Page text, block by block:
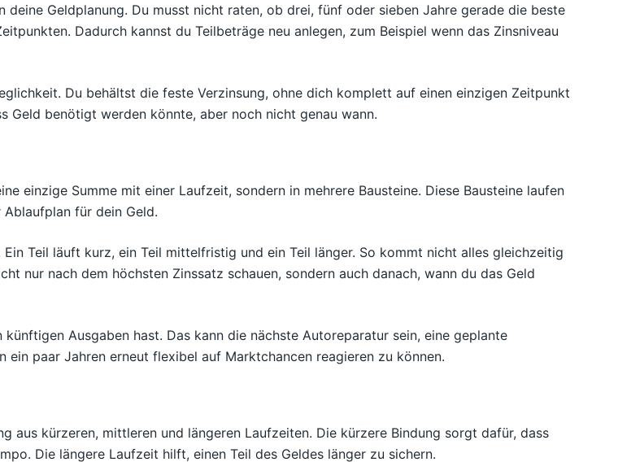
Geldplanung. Du musst nicht raten, ob drei, fünf oder sieben Jahre gerade die beste
Dadurch kannst du Teilbeträge neu anlegen, zum Beispiel wenn das Zinsniveau
Du behältst die feste Verzinsung, ohne dich komplett auf einen einzigen Zeitpunkt
benötigt werden könnte, aber noch nicht genau wann.
einzige Summe mit einer Laufzeit, sondern in mehrere Bausteine. Diese Bausteine laufen
für dein Geld.
Teil läuft kurz, ein Teil mittelfristig und ein Teil länger. So kommt nicht alles gleichzeitig
nur nach dem höchsten Zinssatz schauen, sondern auch danach, wann du das Geld
Ausgaben hast. Das kann die nächste Autoreparatur sein, eine geplante
ein paar Jahren erneut flexibel auf Marktchancen reagieren zu können.
aus kürzeren, mittleren und längeren Laufzeiten. Die kürzere Bindung sorgt dafür, dass
Die längere Laufzeit hilft, einen Teil des Geldes länger zu sichern.